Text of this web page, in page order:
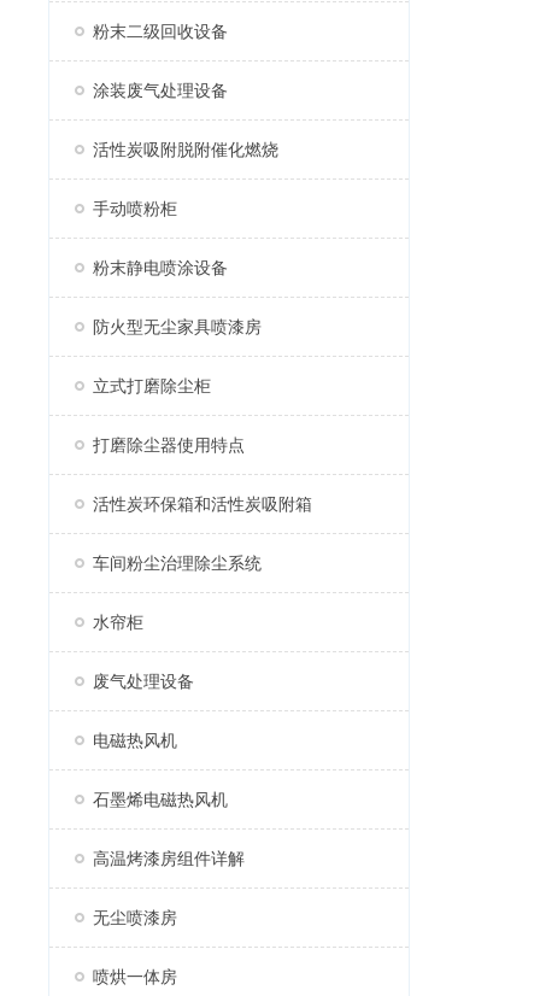
粉末二级回收设备
涂装废气处理设备
活性炭吸附脱附催化燃烧
手动喷粉柜
粉末静电喷涂设备
防火型无尘家具喷漆房
立式打磨除尘柜
打磨除尘器使用特点
活性炭环保箱和活性炭吸附箱
车间粉尘治理除尘系统
水帘柜
废气处理设备
电磁热风机
石墨烯电磁热风机
高温烤漆房组件详解
无尘喷漆房
喷烘一体房